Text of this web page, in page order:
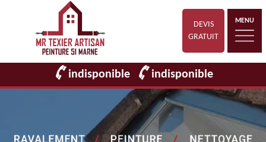
DEVIS
GRATUIT
MENU
indisponible indisponible